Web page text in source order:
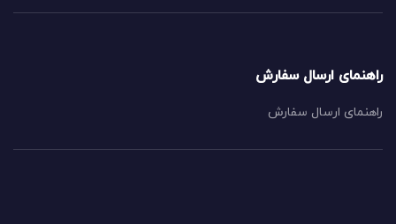
راهنمای ارسال سفارش
راهنمای ارسال سفارش